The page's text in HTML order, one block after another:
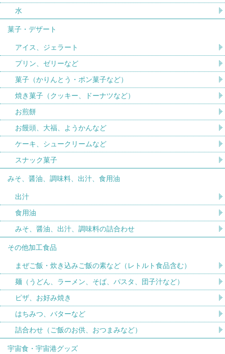
水
菓子・デザート
アイス、ジェラート
プリン、ゼリーなど
菓子（かりんとう・ポン菓子など）
焼き菓子（クッキー、ドーナツなど）
お煎餅
お饅頭、大福、ようかんなど
ケーキ、シュークリームなど
スナック菓子
みそ、醤油、調味料、出汁、食用油
出汁
食用油
みそ、醤油、出汁、調味料の詰合わせ
その他加工食品
まぜご飯・炊き込みご飯の素など（レトルト食品含む）
麺（うどん、ラーメン、そば、パスタ、団子汁など）
ピザ、お好み焼き
はちみつ、バターなど
詰合わせ（ご飯のお供、おつまみなど）
宇宙食・宇宙港グッズ